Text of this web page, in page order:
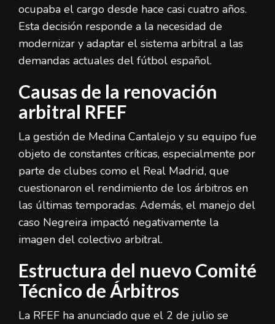
ocupaba el cargo desde hace casi cuatro años.
Esta decisión responde a la necesidad de
modernizar y adaptar el sistema arbitral a las
demandas actuales del fútbol español.
Causas de la renovación
arbitral RFEF
La gestión de Medina Cantalejo y su equipo fue
objeto de constantes críticas, especialmente por
parte de clubes como el Real Madrid, que
cuestionaron el rendimiento de los árbitros en
las últimas temporadas. Además, el manejo del
caso Negreira impactó negativamente la
imagen del colectivo arbitral.
Estructura del nuevo Comité
Técnico de Árbitros
La RFEF ha anunciado que el 2 de julio se